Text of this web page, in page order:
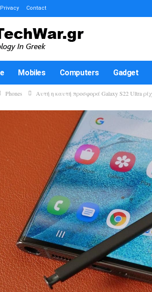
Privacy Contact
Mobiles Computers Gadget
Phones Αυτή η καυτή προσφορά Galaxy S22 Ultra